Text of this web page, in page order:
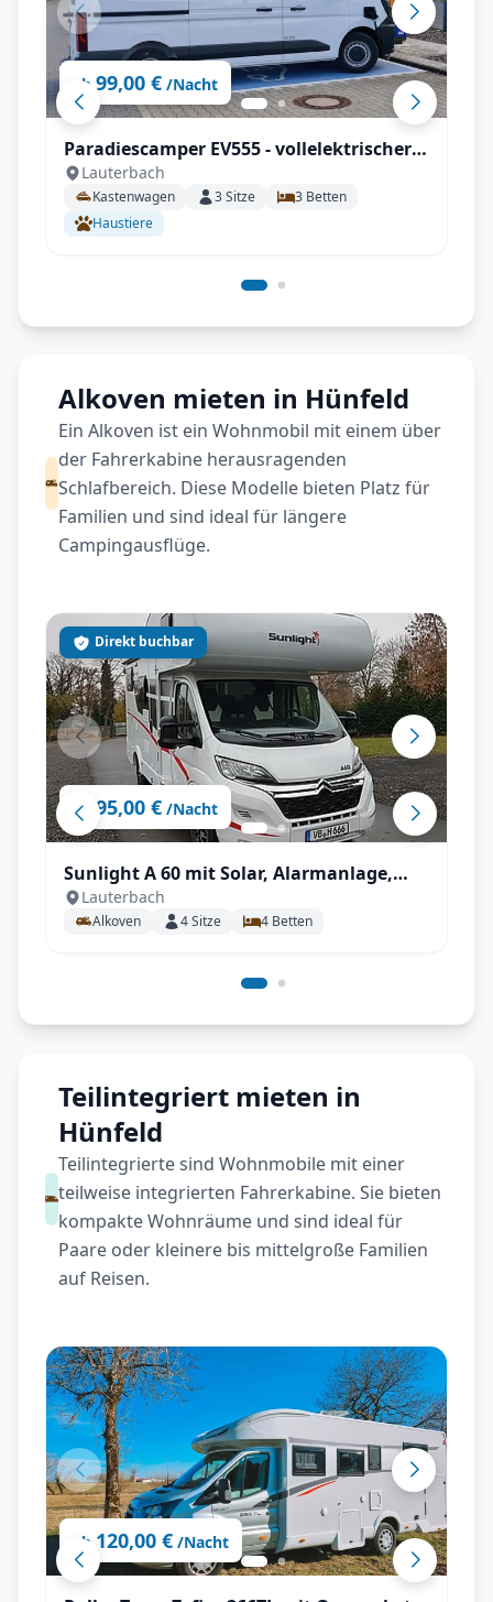
ab 99,00 € /Nacht
Paradiescamper EV555 - vollelektrischer
Kastenwagen, 100% Autark
Lauterbach
Kastenwagen 3Sitze 3 Betten
Haustiere
Alkoven mieten in Hünfeld
Ein Alkoven ist ein Wohnmobil mit einem über
der Fahrerkabine herausragenden
Schlafbereich. Diese Modelle bieten Platz für
Familien und sind ideal für längere
Campingausflüge.
ab 95,00 € /Nacht
Direkt buchbar
Sunlight A 60 mit Solar, Alarmanlage,
Markise, unter 6m! uvm.
Lauterbach
Alkoven 4Sitze 4 Betten
Teilintegriert mieten in
Hünfeld
Teilintegrierte sind Wohnmobile mit einer
teilweise integrierten Fahrerkabine. Sie bieten
kompakte Wohnräume und sind ideal für
Paare oder kleinere bis mittelgroße Familien
auf Reisen.
ab 120,00 € /Nacht